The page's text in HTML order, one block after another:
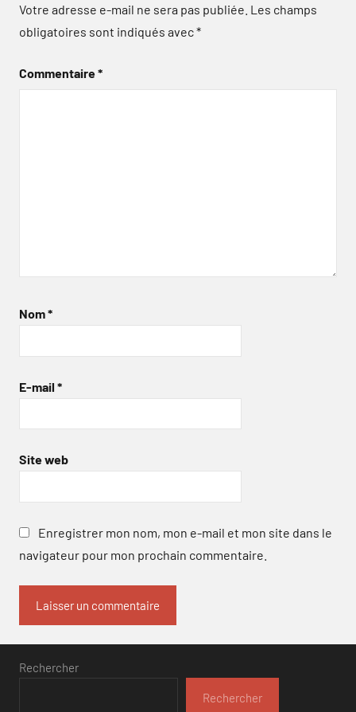
Votre adresse e-mail ne sera pas publiée. Les champs
obligatoires sont indiqués avec*
Commentaire*
Nom*
E-mail *
Site web
Enregistrer mon nom, mon e-mail et mon site dans le
navigateur pour mon prochain commentaire.
Rechercher
Rechercher